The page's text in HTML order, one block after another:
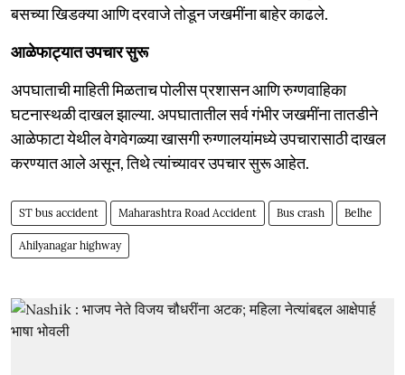
बसच्या खिडक्या आणि दरवाजे तोडून जखमींना बाहेर काढले.
​आळेफाट्यात उपचार सुरू
अपघाताची माहिती मिळताच पोलीस प्रशासन आणि रुग्णवाहिका
घटनास्थळी दाखल झाल्या. अपघातातील सर्व गंभीर जखमींना तातडीने
आळेफाटा येथील वेगवेगळ्या खासगी रुग्णालयांमध्ये उपचारासाठी दाखल
करण्यात आले असून, तिथे त्यांच्यावर उपचार सुरू आहेत.
ST bus accident Maharashtra Road Accident Bus crash Belhe
Ahilyanagar highway